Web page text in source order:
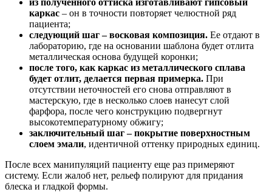
каркас – он в точности повторяет челюстной ряд
пациента;
следующий шаг – восковая композиция. Ее отдают в
лабораторию, где на основании шаблона будет отлита
металлическая основа будущей коронки;
после того, как каркас из металлического сплава
будет отлит, делается первая примерка. При
отсутствии неточностей его снова отправляют в
мастерскую, где в несколько слоев нанесут слой
фарфора, после чего конструкцию подвергнут
высокотемпературному обжигу;
заключительный шаг – покрытие поверхностным
слоем эмали, идентичной оттенку природных единиц.
После всех манипуляций пациенту еще раз примеряют
систему. Если жалоб нет, рельеф полируют для придания
блеска и гладкой формы.